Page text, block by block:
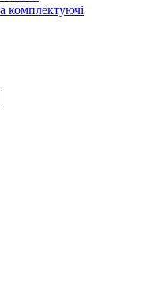
комплектуючі